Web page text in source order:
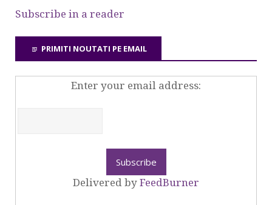
Subscribe in a reader
PRIMITI NOUTATI PE EMAIL
Enter your email address:
Delivered by FeedBurner